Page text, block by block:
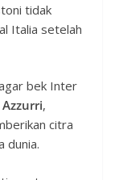
tidak
Italia setelah
bek Inter
,
citra
dunia.